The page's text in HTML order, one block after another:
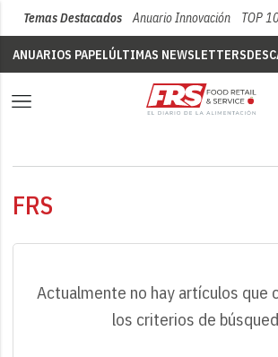
Temas Destacados Anuario Innovación TOP
ANUARIOS PAPELÚLTIMAS NEWSLETTERS
FRS
Actualmente no hay artículos que
los criterios de